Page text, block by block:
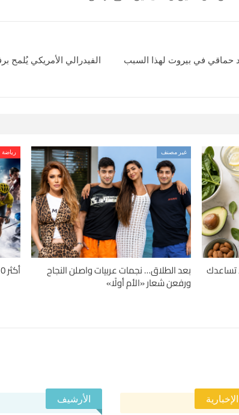
حماقي في بيروت لهذا السبب
الفيدرالي الأمريكي يُلمح
4 حميات قد تساعدك
غير مصنف
بعد الطلاق… نجمات عربيات واصلن النجاح
ورفعن شعار «الأم أولًا»
رياضة
أكثر 10 رياضات تسبباً للإصابات حول العالم
الأرشيف